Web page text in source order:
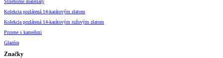
Strieborné materiály
Kolekcia pozlátená 14-karátovým zlatom
Kolekcia pozlátená 14-karátovým ružovým zlatom
Prstene s kameňmi
Glazúra
Značky